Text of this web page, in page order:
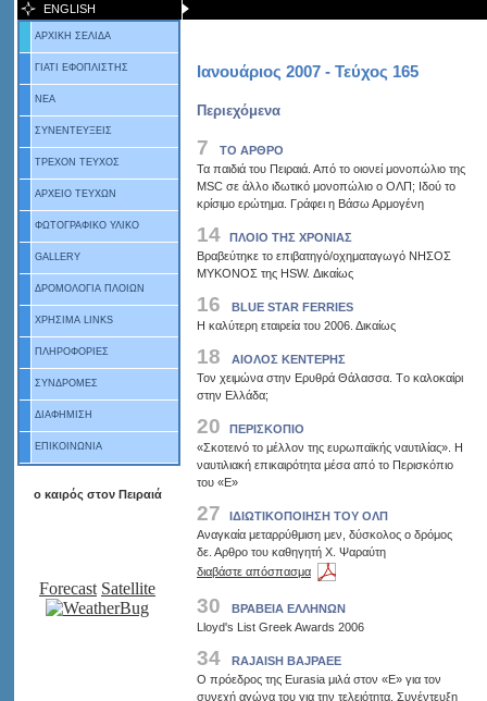
ENGLISH
ΑΡΧΙΚΗ ΣΕΛΙΔΑ
ΓΙΑΤΙ ΕΦΟΠΛΙΣΤΗΣ
ΝΕΑ
ΣΥΝΕΝΤΕΥΞΕΙΣ
ΤΡΕΧΟΝ ΤΕΥΧΟΣ
ΑΡΧΕΙΟ ΤΕΥΧΩΝ
ΦΩΤΟΓΡΑΦΙΚΟ ΥΛΙΚΟ
GALLERY
ΔΡΟΜΟΛΟΓΙΑ ΠΛΟΙΩΝ
ΧΡΗΣΙΜΑ LINKS
ΠΛΗΡΟΦΟΡΙΕΣ
ΣΥΝΔΡΟΜΕΣ
ΔΙΑΦΗΜΙΣΗ
ΕΠΙΚΟΙΝΩΝΙΑ
ο καιρός στον Πειραιά
Forecast Satellite
Ιανουάριος 2007 - Τεύχος 165
Περιεχόμενα
7
ΤΟ ΑΡΘΡΟ
Τα παιδιά του Πειραιά. Από το οιονεί μονοπώλιο της
MSC σε άλλο ιδωτικό μονοπώλιο ο ΟΛΠ; Iδού το
κρίσιμο ερώτημα. Γράφει η Βάσω Αρμογένη
14
ΠΛΟΙΟ ΤΗΣ ΧΡΟΝΙΑΣ
Βραβεύτηκε το επιβατηγό/οχηματαγωγό ΝΗΣΟΣ
ΜΥΚΟΝΟΣ της HSW. Δικαίως
16
ΒLUE STAR FERRIES
Η καλύτερη εταιρεία του 2006. Δικαίως
18
ΑΙΟΛΟΣ ΚΕΝΤΕΡΗΣ
Τον χειμώνα στην Ερυθρά Θάλασσα. Tο καλοκαίρι
στην Ελλάδα;
20
ΠΕΡΙΣΚΟΠΙΟ
«Σκοτεινό το μέλλον της ευρωπαϊκής ναυτιλίας». Η
ναυτιλιακή επικαιρότητα μέσα από το Περισκόπιο
του «Ε»
27
ΙΔΙΩΤΙΚΟΠΟΙΗΣΗ ΤΟΥ ΟΛΠ
Αναγκαία μεταρρύθμιση μεν, δύσκολος ο δρόμος
δε. Αρθρο του καθηγητή Χ. Ψαραύτη
διαβάστε απόσπασμα
30
ΒΡΑΒΕΙΑ ΕΛΛΗΝΩΝ
Lloyd's List Greek Awards 2006
34
RAJAISH BAJPAEE
O πρόεδρος της Eurasia μιλά στον «E» για τον
συνεχή αγώνα του για την τελειότητα. Συνέντευξη